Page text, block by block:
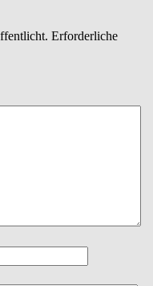
Erforderliche